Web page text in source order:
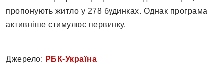
пропонують житло у 278 будинках. Однак програма
активніше стимулює первинку.
Джерело: РБК-Україна